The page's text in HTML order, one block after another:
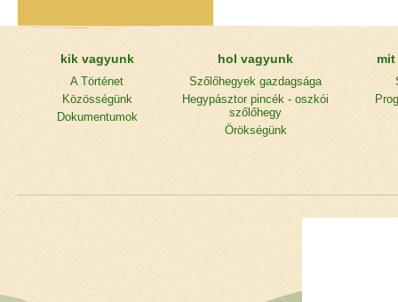
kik vagyunk
A Történet
Közösségünk
Dokumentumok
hol vagyunk
Szőlőhegyek gazdagsága
Hegypásztor pincék - oszkói
szőlőhegy
Örökségünk